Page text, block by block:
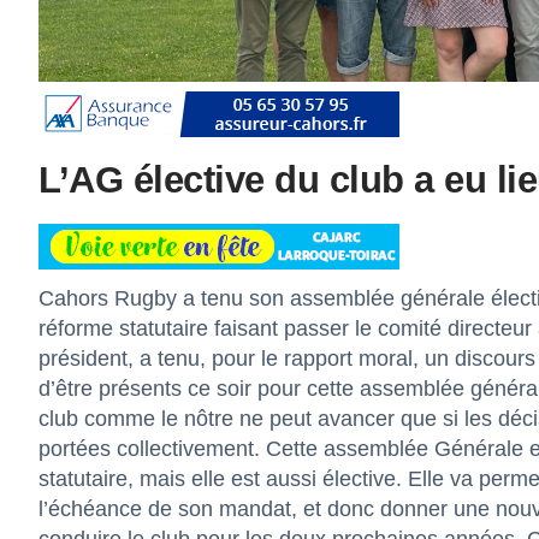
L’AG élective du club a eu
Cahors Rugby a tenu son assemblée générale
réforme statutaire faisant passer le comité
président, a tenu, pour le rapport moral, un
d’être présents ce soir pour cette assemblée
club comme le nôtre ne peut avancer que si les
portées collectivement. Cette assemblée
statutaire, mais elle est aussi élective. Elle va
l’échéance de son mandat, et donc donner une